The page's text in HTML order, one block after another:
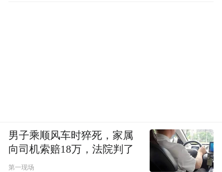
男子乘顺风车时猝死，家属
向司机索赔18万，法院判了
第一现场